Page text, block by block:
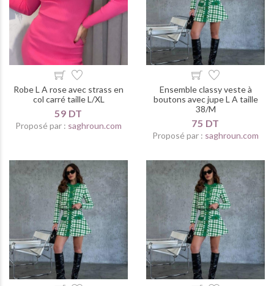
Robe L A rose avec strass en
col carré taille L/XL
59 DT
Proposé par : saghroun.com
Ensemble classy veste à
boutons avec jupe L A taille
38/M
75 DT
Proposé par : saghroun.com